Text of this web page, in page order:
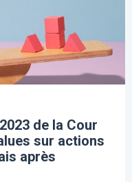
de la Cour
sur actions
après